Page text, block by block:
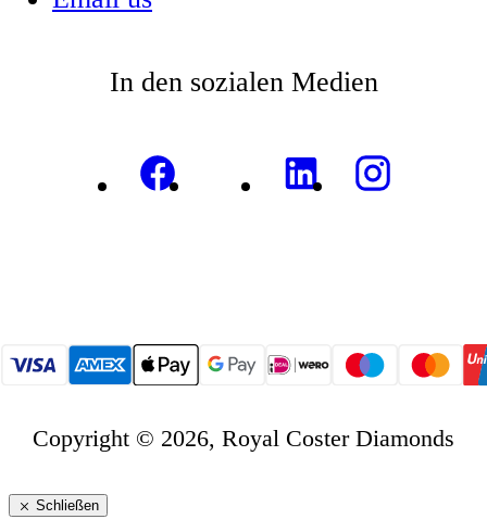
In den sozialen Medien
Copyright © 2026, Royal Coster Diamonds
Schließen